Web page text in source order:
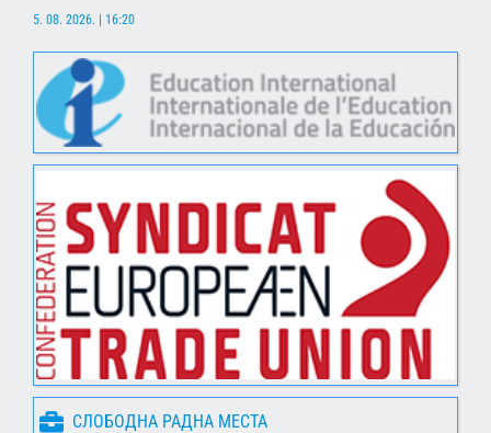
5. 08. 2026. | 16:20
СЛОБОДНА РАДНА МЕСТА